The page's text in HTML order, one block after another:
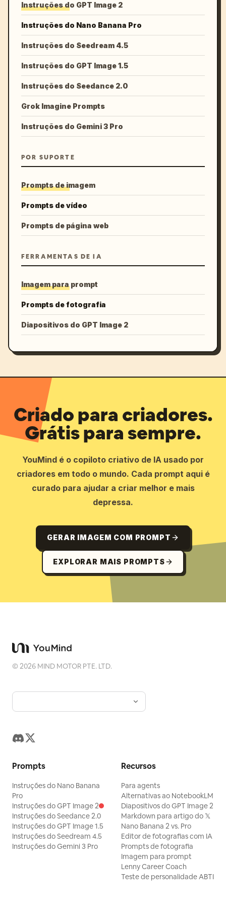
Instruções do GPT Image 2
Instruções do Nano Banana Pro
Instruções do Seedream 4.5
Instruções do GPT Image 1.5
Instruções do Seedance 2.0
Grok Imagine Prompts
Instruções do Gemini 3 Pro
POR SUPORTE
Prompts de imagem
Prompts de vídeo
Prompts de página web
FERRAMENTAS DE IA
Imagem para prompt
Prompts de fotografia
Diapositivos do GPT Image 2
Criado para criadores.
Grátis para sempre.
YouMind é o copiloto criativo de IA usado por
criadores em todo o mundo. Cada prompt aqui é
curado para ajudar a criar melhor e mais
depressa.
GERAR IMAGEM COM PROMPT
EXPLORAR MAIS PROMPTS
©2026 MIND MOTOR PTE. LTD.
Prompts
Instruções do Nano Banana
Pro
Instruções do GPT Image 2
Instruções do Seedance 2.0
Instruções do GPT Image 1.5
Instruções do Seedream 4.5
Instruções do Gemini 3 Pro
Recursos
Para agents
Alternativas ao NotebookLM
Diapositivos do GPT Image 2
Markdown para artigo do 𝕏
Nano Banana 2 vs. Pro
Editor de fotografias com IA
Prompts de fotografia
Imagem para prompt
Lenny Career Coach
Teste de personalidade ABTI